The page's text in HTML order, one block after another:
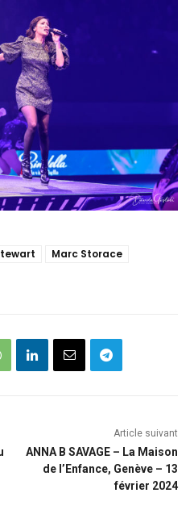
Marc Storace
Article suivant
ANNA B SAVAGE – La Maison
de l’Enfance, Genève – 13
février 2024